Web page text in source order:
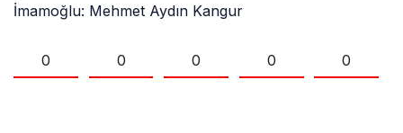
İmamoğlu: Mehmet Aydın Kangur
0 0 0 0 0